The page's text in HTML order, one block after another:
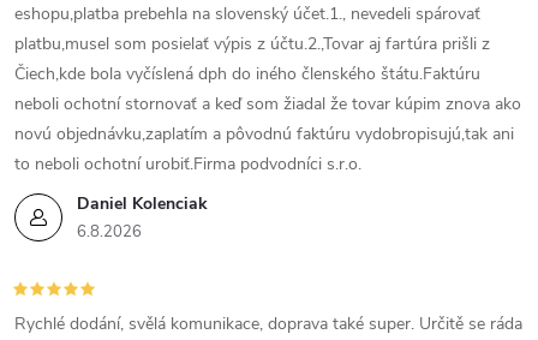
Daniel Kolenciak
6.8.2026
eshopu,platba prebehla na slovenský účet.1., nevedeli spárovať
platbu,musel som posielať výpis z účtu.2.,Tovar aj fartúra prišli z
Čiech,kde bola vyčíslená dph do iného členského štátu.Faktúru
neboli ochotní stornovať a keď som žiadal že tovar kúpim znova ako
novú objednávku,zaplatím a pôvodnú faktúru vydobropisujú,tak ani
to neboli ochotní urobiť.Firma podvodníci s.r.o.
Rychlé dodání, svělá komunikace, doprava také super. Určitě se ráda